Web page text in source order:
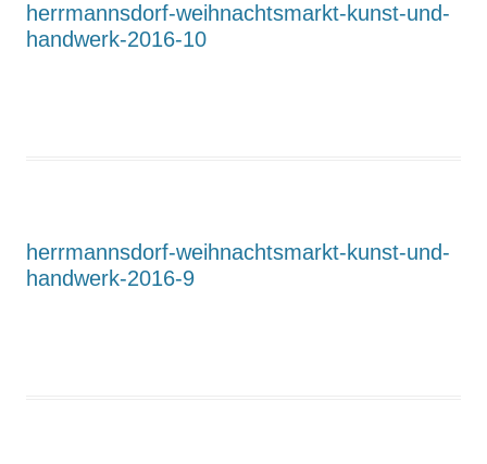
herrmannsdorf-weihnachtsmarkt-kunst-und-
handwerk-2016-10
herrmannsdorf-weihnachtsmarkt-kunst-und-
handwerk-2016-9